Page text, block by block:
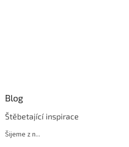
Blog
Štěbetající inspirace
Šijeme z n...